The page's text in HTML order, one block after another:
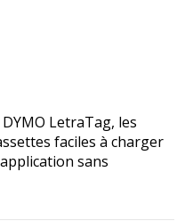
LetraTag, les
faciles à charger
sans